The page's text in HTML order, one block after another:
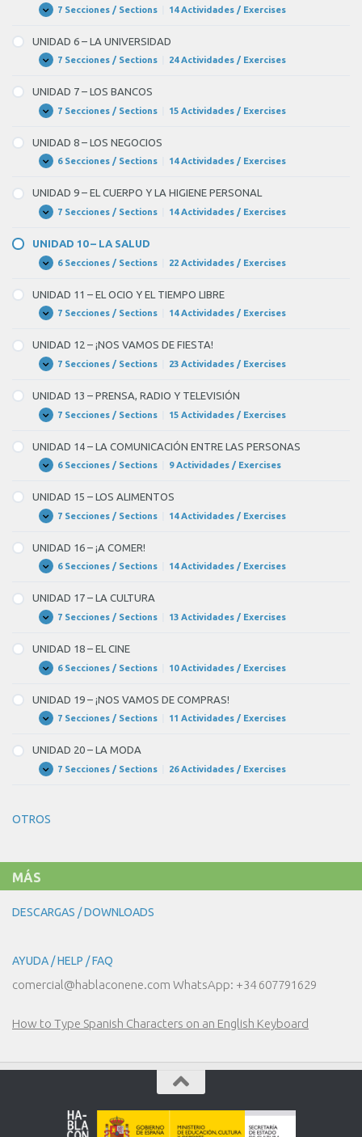
RELACIONES
HUMANAS
Expandir
UNIDAD
–
LA
EDUCACIÓN
7 Secciones / Sections 14 Actividades / Exercises
UNIDAD 6 – LA UNIVERSIDAD
Expandir
UNIDAD
–
LA
UNIVERSIDAD
7 Secciones / Sections 24 Actividades / Exercises
UNIDAD 7 – LOS BANCOS
Expandir
UNIDAD
–
LOS
BANCOS
7 Secciones / Sections 15 Actividades / Exercises
UNIDAD 8 – LOS NEGOCIOS
Expandir
UNIDAD
–
LOS
NEGOCIOS
6 Secciones / Sections 14 Actividades / Exercises
UNIDAD 9 – EL CUERPO Y LA HIGIENE PERSONAL
Expandir
UNIDAD
–
EL
CUERPO
Y
HIGIENE
PERSONAL
7 Secciones / Sections 14 Actividades / Exercises
UNIDAD 10 – LA SALUD
Expandir
UNIDAD
–
LA
SALUD
6 Secciones / Sections 22 Actividades / Exercises
UNIDAD 11 – EL OCIO Y EL TIEMPO LIBRE
Expandir
UNIDAD
–
EL
OCIO
Y
TIEMPO
LIBRE
7 Secciones / Sections 14 Actividades / Exercises
UNIDAD 12 – ¡NOS VAMOS DE FIESTA!
Expandir
UNIDAD
–
¡NOS
VAMOS
DE
7 Secciones / Sections 23 Actividades / Exercises
UNIDAD 13 – PRENSA, RADIO Y TELEVISIÓN
Expandir
UNIDAD
–
PRENSA,
RADIO
Y
7 Secciones / Sections 15 Actividades / Exercises
UNIDAD 14 – LA COMUNICACIÓN ENTRE LAS PERSONAS
Expandir
UNIDAD
–
LA
COMUNICACIÓN
ENTRE
PERSONAS
6 Secciones / Sections 9 Actividades / Exercises
UNIDAD 15 – LOS ALIMENTOS
Expandir
UNIDAD
–
LOS
ALIMENTOS
7 Secciones / Sections 14 Actividades / Exercises
UNIDAD 16 – ¡A COMER!
Expandir
UNIDAD
–
¡A
COMER!
6 Secciones / Sections 14 Actividades / Exercises
UNIDAD 17 – LA CULTURA
Expandir
UNIDAD
–
LA
CULTURA
7 Secciones / Sections 13 Actividades / Exercises
UNIDAD 18 – EL CINE
Expandir
UNIDAD
–
EL
CINE
6 Secciones / Sections 10 Actividades / Exercises
UNIDAD 19 – ¡NOS VAMOS DE COMPRAS!
Expandir
UNIDAD
–
¡NOS
VAMOS
DE
7 Secciones / Sections 11 Actividades / Exercises
UNIDAD 20 – LA MODA
Expandir
UNIDAD
MODA
7 Secciones / Sections 26 Actividades / Exercises
OTROS
MÁS
DESCARGAS / DOWNLOADS
AYUDA / HELP / FAQ
comercial@hablaconene.com WhatsApp: +34 607791629
How to Type Spanish Characters on an English Keyboard